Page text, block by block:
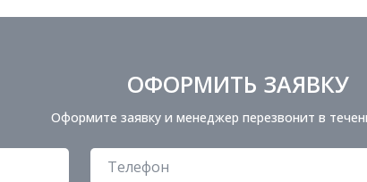
ОФОРМИТЬ ЗАЯВКУ
Оформите заявку и менеджер перезвонит в